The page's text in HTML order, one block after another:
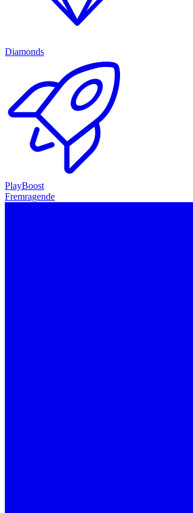
Diamonds
PlayBoost
Fremragende